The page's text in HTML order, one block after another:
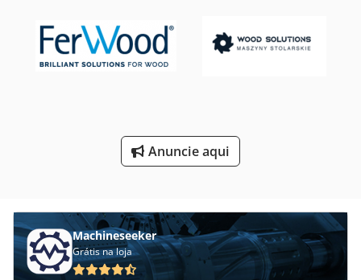
Centro De Usinagem Vertical
Centros De Maquinaçao
Ferramentas De CorteAnuncie aqui
Machineseeker
Grátis na loja